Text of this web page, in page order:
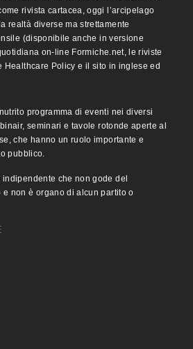
rivista cartacea, oggi l’arcipelago
realtà diverse ma strettamente
(disponibile anche in versione
on-line Formiche.net, le riviste
Healthcare Policy e il sito in inglese ed
programma di eventi nei diversi
seminari e tavole rotonde aperte al
che hanno un ruolo importante e
pubblico.
che non gode del
non è organo di alcun partito o